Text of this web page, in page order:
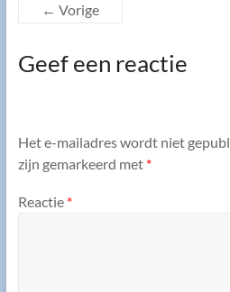
← Vorige
Geef een reactie
Het e-mailadres wordt niet
zijn gemarkeerd met *
Reactie *